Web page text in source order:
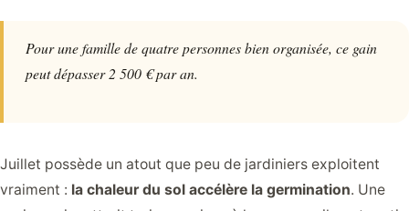
Pour une famille de quatre personnes bien organisée, ce gain
peut dépasser 2 500 € par an.
Juillet possède un atout que peu de jardiniers exploitent
vraiment : la chaleur du sol accélère la germination. Une